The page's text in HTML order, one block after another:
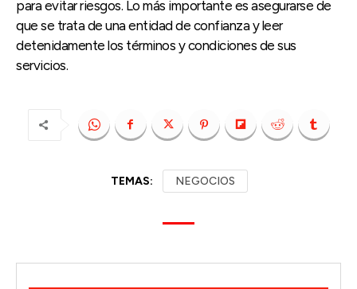
para evitar riesgos. Lo más importante es asegurarse de
que se trata de una entidad de confianza y leer
detenidamente los términos y condiciones de sus
servicios.
TEMAS: NEGOCIOS